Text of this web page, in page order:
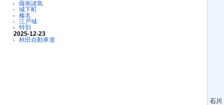
薩南諸島
城下町
榛名
江戸城
特別
2025-12-23
秋田自動車道
石川